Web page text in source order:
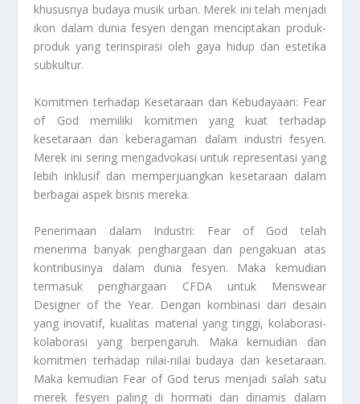
khususnya budaya musik urban. Merek ini telah menjadi
ikon dalam dunia fesyen dengan menciptakan produk-
produk yang terinspirasi oleh gaya hidup dan estetika
subkultur.
Komitmen terhadap Kesetaraan dan Kebudayaan: Fear
of God memiliki komitmen yang kuat terhadap
kesetaraan dan keberagaman dalam industri fesyen.
Merek ini sering mengadvokasi untuk representasi yang
lebih inklusif dan memperjuangkan kesetaraan dalam
berbagai aspek bisnis mereka.
Penerimaan dalam Industri: Fear of God telah
menerima banyak penghargaan dan pengakuan atas
kontribusinya dalam dunia fesyen. Maka kemudian
termasuk penghargaan CFDA untuk Menswear
Designer of the Year. Dengan kombinasi dari desain
yang inovatif, kualitas material yang tinggi, kolaborasi-
kolaborasi yang berpengaruh. Maka kemudian dan
komitmen terhadap nilai-nilai budaya dan kesetaraan.
Maka kemudian Fear of God terus menjadi salah satu
merek fesyen paling di hormati dan dinamis dalam